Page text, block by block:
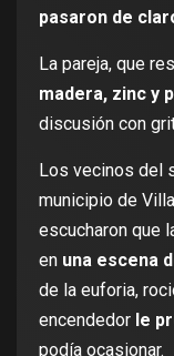
pasaron de
La pareja, que
madera, zinc y
discusión con
Los vecinos del
municipio de
escucharon que
en una escena
de la euforia,
encendedor le
podía ocasionar.